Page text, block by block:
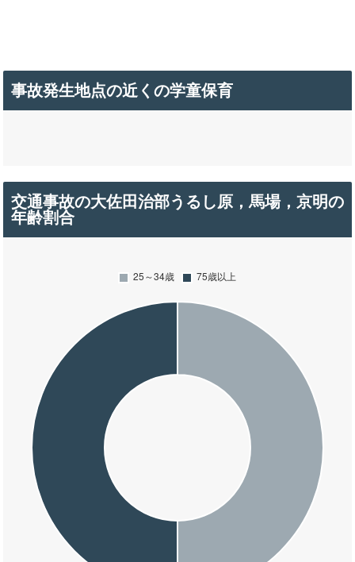
事故発生地点の近くの学童保育
交通事故の大佐田治部うるし原，馬場，京明の
年齢割合